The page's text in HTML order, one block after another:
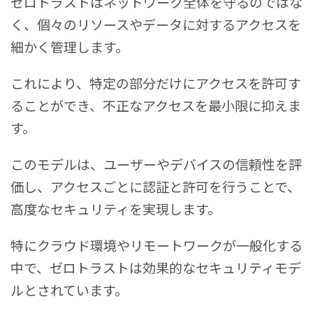
く、個々のリソースやデータに対するアクセスを
細かく管理します。
これにより、特定の部分だけにアクセスを許可す
ることができ、不正なアクセスを最小限に抑えま
す。
このモデルは、ユーザーやデバイスの信頼性を評
価し、アクセスごとに認証と許可を行うことで、
高度なセキュリティを実現します。
特にクラウド環境やリモートワークが一般化する
中で、ゼロトラストは効果的なセキュリティモデ
ルとされています。